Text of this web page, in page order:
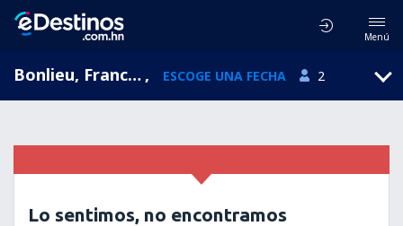
Menú
Bonlieu, Franche-Comte, Francia , ESCOGE UNA FECHA 2
Lo sentimos, no encontramos